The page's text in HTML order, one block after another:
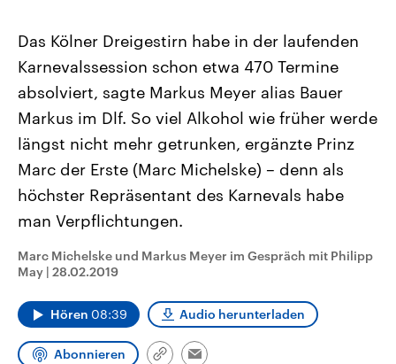
USA
Aktuelle Beiträge, Analysen und
Hintergründe
Wirtschaftlich und militärisch
gehören die Vereinigten Staaten zu
den mächtigsten Ländern der Erde,
mit großem Einfluss auf das
aktuelle Weltgeschehen.
Nahostkonflikt
Aktuelle Lage und
Der Überfall der
Terrororganisation Hamas
Oktober 2023 auf Israel
Region wieder die Gewalt
Israel möchte die Hamas
Diese wird wie die
Libanon vom Iran
Sendungen Programm
Audio-Archiv
Das Kölner Dreigestirn habe in der laufenden
Karnevalssession schon etwa 470 Termine
absolviert, sagte Markus Meyer alias Bauer
Markus im Dlf. So viel Alkohol wie früher werde
längst nicht mehr getrunken, ergänzte Prinz
Marc der Erste (Marc Michelske) – denn als
höchster Repräsentant des Karnevals habe
man Verpflichtungen.
Marc Michelske und Markus Meyer im Gespräch mit Philipp
May | 28.02.2019
Hören 08:39 Audio herunterladen
Abonnieren
Link